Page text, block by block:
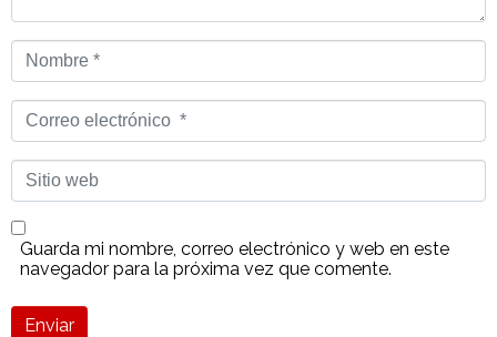
Nombre
Correo
electrónico
*
Sitio
web
Guarda mi nombre, correo electrónico y web en este
navegador para la próxima vez que comente.
Enviar